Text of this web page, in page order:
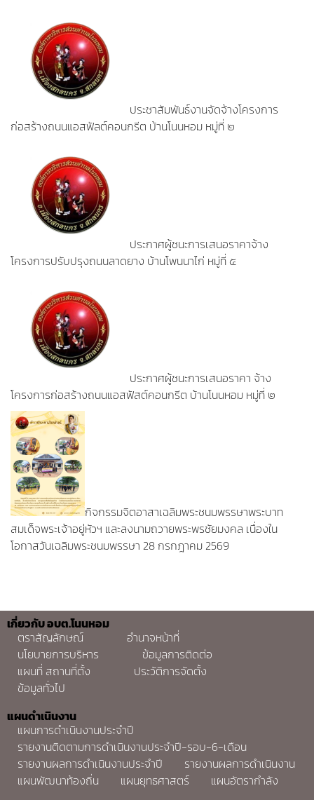
ประชาสัมพันธ์งานจัดจ้างโครงการ
ก่อสร้างถนนแอสฟัลต์คอนกรีต บ้านโนนหอม หมู่ที่ ๒
ประกาศผู้ชนะการเสนอราคาจ้าง
โครงการปรับปรุงถนนลาดยาง บ้านโพนนาไก่ หมู่ที่ ๕
ประกาศผู้ชนะการเสนอราคา จ้าง
โครงการก่อสร้างถนนแอสฟัสต์คอนกรีต บ้านโนนหอม หมู่ที่ ๒
กิจกรรมจิตอาสาเฉลิมพระชนมพรรษาพระบาท
สมเด็จพระเจ้าอยู่หัวฯ และลงนามถวายพระพรชัยมงคล เนื่องใน
โอกาสวันเฉลิมพระชนมพรรษา 28 กรกฎาคม 2569
เกี่ยวกับ อบต.โนนหอม
ตราสัญลักษณ์
อำนาจหน้าที่
นโยบายการบริหาร
ข้อมูลการติดต่อ
แผนที่ สถานที่ตั้ง
ประวัติการจัดตั้ง
ข้อมูลทั่วไป
แผนดำเนินงาน
แผนการดำเนินงานประจำปี
รายงานติดตามการดำเนินงานประจำปี-รอบ-6-เดือน
รายงานผลการดำเนินงานประจำปี
รายงานผลการดำเนินงาน
แผนพัฒนาท้องถิ่น
แผนยุทธศาสตร์
แผนอัตรากำลัง